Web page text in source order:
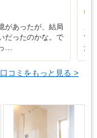
があったが、結局
だったのかな。で
…
こ
て
た
コミをもっと見る >